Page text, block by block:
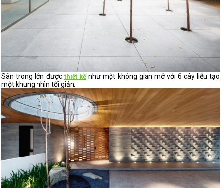
Sân trong lớn được thiết kếnhư một không gian mở với 6 cây liễu tạo
một khung nhìn tối giản.